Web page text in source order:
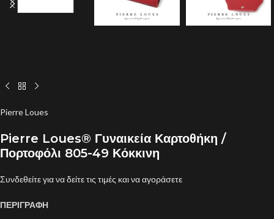
Pierre Loues
Pierre Loues® Γυναικεία Καρτοθήκη /
Πορτοφόλι 805-49 Κόκκινη
Συνδεθείτε για να δείτε τις τιμές και να αγοράσετε
ΠΕΡΙΓΡΑΦΗ